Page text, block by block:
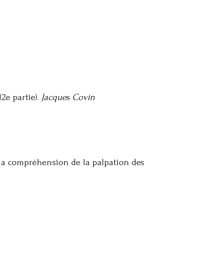
partie). Jacques Covin
compréhension de la palpation des